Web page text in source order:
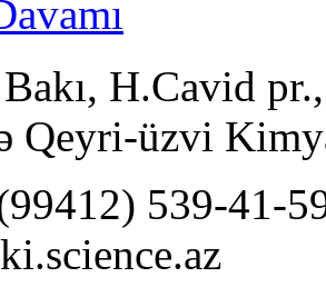
H.Cavid
Qeyri-üzvi
539-41-